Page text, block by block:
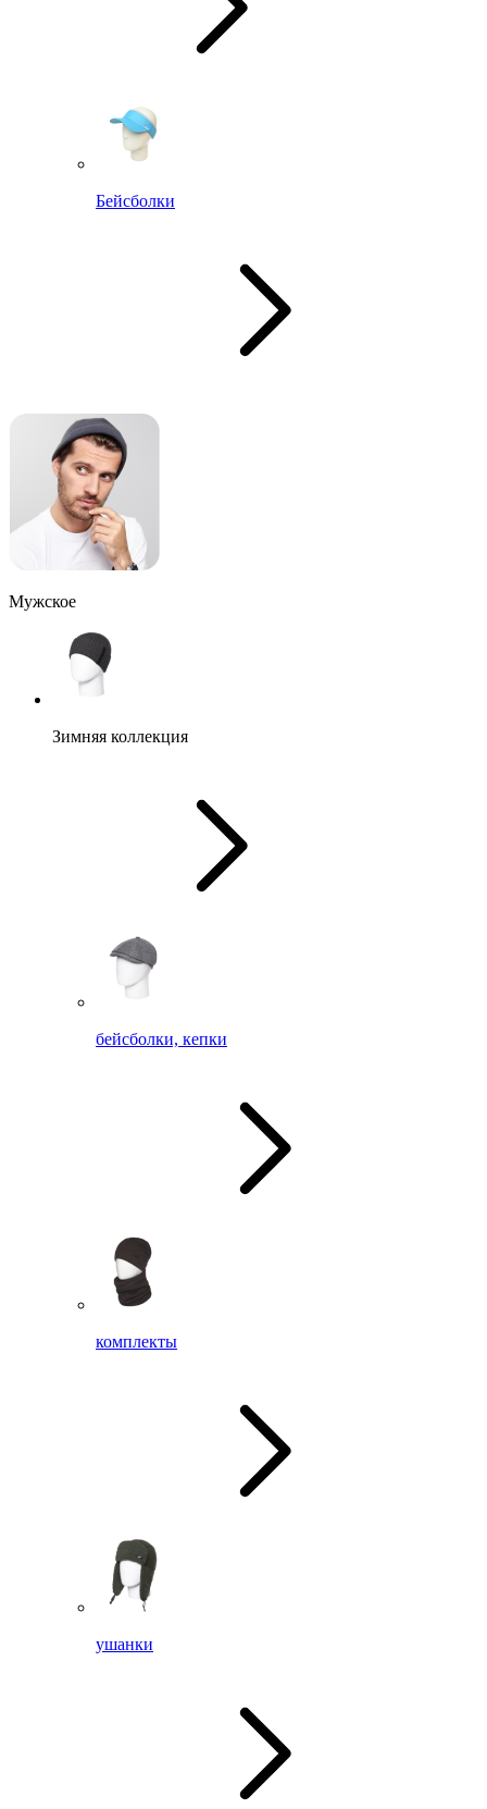
Бейсболки
Мужское
Зимняя коллекция
бейсболки, кепки
комплекты
ушанки